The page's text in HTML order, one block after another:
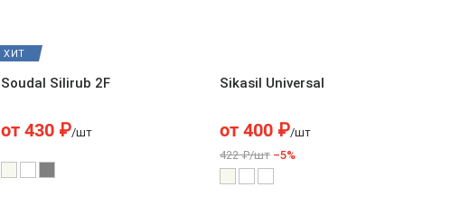
ХИТ
Soudal Silirub 2F
от430 ₽/шт
Sikasil Universal
от 400₽/шт
422 ₽/шт –5%